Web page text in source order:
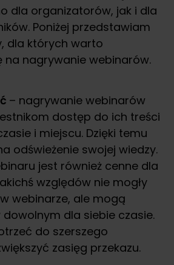
dla organizatorów, jak i dla
Poniżej przedstawiam
dla których warto
na nagrywanie webinarów.
– nagrywanie webinarów
dostęp do ich treści
i miejscu. Dzięki temu
odświeżenie swojej wiedzy.
jest również cenne dla
względów nie mogły
webinarze, ale mogą
dla siebie czasie.
do szerszego
zasięg przekazu.